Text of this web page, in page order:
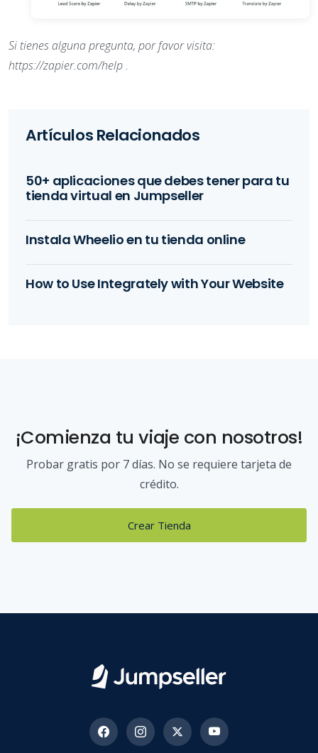
Si tienes alguna pregunta, por favor visita:
https://zapier.com/help .
Artículos Relacionados
50+ aplicaciones que debes tener para tu
tienda virtual en Jumpseller
Instala Wheelio en tu tienda online
How to Use Integrately with Your Website
¡Comienza tu viaje con nosotros!
Probar gratis por 7 días. No se requiere tarjeta de
crédito.
Crear Tienda